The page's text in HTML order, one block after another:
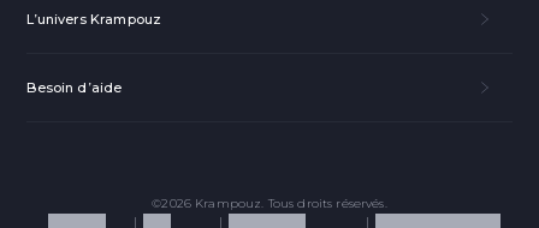
Facebook
Email
L’univers Krampouz
Besoin d’aide
©2026 Krampouz. Tous droits réservés.